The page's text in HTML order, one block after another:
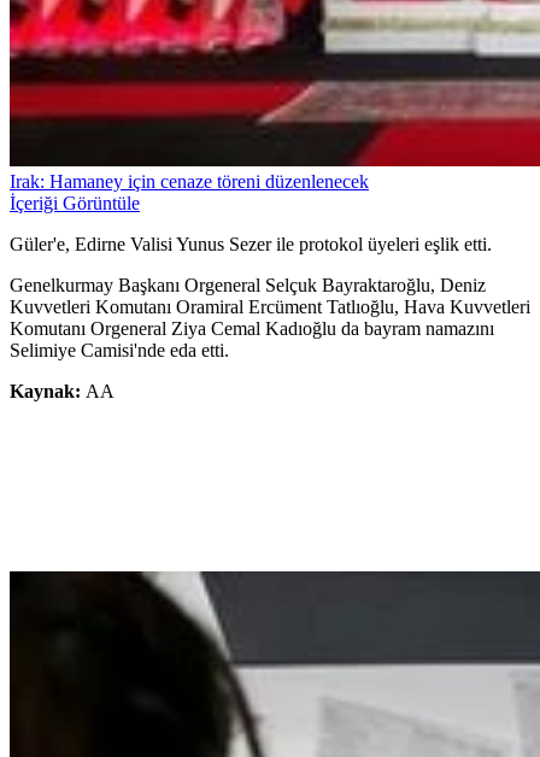
Irak: Hamaney için cenaze töreni düzenlenecek
İçeriği Görüntüle
Güler'e, Edirne Valisi Yunus Sezer ile protokol üyeleri eşlik etti.
Genelkurmay Başkanı Orgeneral Selçuk Bayraktaroğlu, Deniz
Kuvvetleri Komutanı Oramiral Ercüment Tatlıoğlu, Hava Kuvvetleri
Komutanı Orgeneral Ziya Cemal Kadıoğlu da bayram namazını
Selimiye Camisi'nde eda etti.
Kaynak: AA